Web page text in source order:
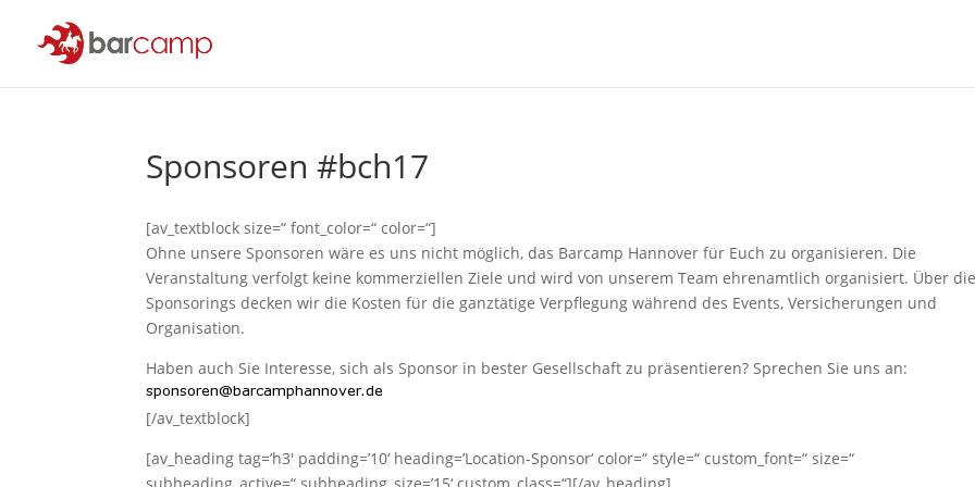
Sponsoren #bch17
[av_textblock size=“ font_color=“ color=“]
Ohne unsere Sponsoren wäre es uns nicht möglich, das Barcamp Hannover für Euch zu organisieren. Die
Veranstaltung verfolgt keine kommerziellen Ziele und wird von unserem Team ehrenamtlich organisiert. Über
Sponsorings decken wir die Kosten für die ganztätige Verpflegung während des Events, Versicherungen und
Organisation.
Haben auch Sie Interesse, sich als Sponsor in bester Gesellschaft zu präsentieren? Sprechen Sie uns an:
[/av_textblock]
[av_heading tag=’h3′ padding=’10‘ heading=’Location-Sponsor‘ color=“ style=“ custom_font=“ size=“